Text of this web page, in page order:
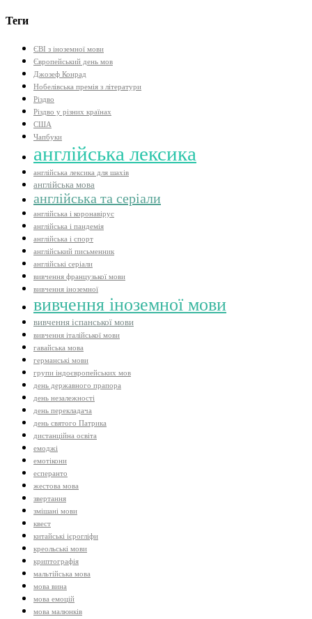
Теги
ЄВІ з іноземної мови
Європейський день мов
Джозеф Конрад
Нобелівська премія з літератури
Різдво
Різдво у різних країнах
США
Чапбуки
англійська лексика
англійська лексика для шахів
англійська мова
англійська та серіали
англійська і коронавірус
англійська і пандемія
англійська і спорт
англійський письменник
англійські серіали
вивчення французької мови
вивчення іноземної
вивчення іноземної мови
вивчення іспанської мови
вивчення італійської мови
гавайська мова
германські мови
групи індоєвропейських мов
день державного прапора
день незалежності
день перекладача
день святого Патрика
дистанційна освіта
емоджі
емотікони
есперанто
жестова мова
звертання
змішані мови
квест
китайські ієрогліфи
креольські мови
криптографія
мальтійська мова
мова вина
мова емоцій
мова малюнків